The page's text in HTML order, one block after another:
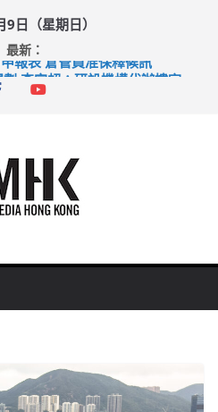
日（星期日）
最新：
報表 倉管員准保釋候訊